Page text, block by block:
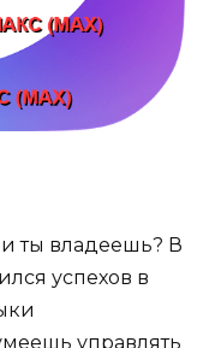
ты владеешь? В
успехов в
управлять